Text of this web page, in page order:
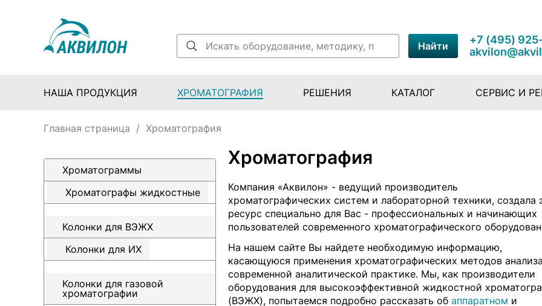
Найти
+7 (495)
НАША ПРОДУКЦИЯ ХРОМАТОГРАФИЯ РЕШЕНИЯ КАТАЛОГ СЕРВИС И
Главная страница / Хроматография
Хроматография
Компания «Аквилон» - ведущий производитель
хроматографических систем и лабораторной техники, создала
ресурс специально для Вас - профессиональных и начинающих
пользователей современного хроматографического
На нашем сайте Вы найдете необходимую информацию,
касающуюся применения хроматографических методов
современной аналитической практике. Мы, как производители
оборудования для высокоэффективной жидкостной
(ВЭЖХ), попытаемся подробно рассказать об аппаратном и
Хроматограммы
Хроматографы жидкостные
Колонки для ВЭЖХ
Колонки для ИХ
Колонки для газовой
хроматографии